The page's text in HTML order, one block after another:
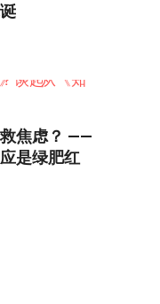
焦虑？ ——
是绿肥红